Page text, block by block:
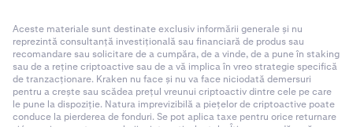
Aceste materiale sunt destinate exclusiv informării generale și nu
reprezintă consultanță investițională sau financiară de produs sau
recomandare sau solicitare de a cumpăra, de a vinde, de a pune în staking
sau de a reține criptoactive sau de a vă implica în vreo strategie specifică
de tranzacționare. Kraken nu face și nu va face niciodată demersuri
pentru a crește sau scădea prețul vreunui criptoactiv dintre cele pe care
le pune la dispoziție. Natura imprevizibilă a piețelor de criptoactive poate
conduce la pierderea de fonduri. Se pot aplica taxe pentru orice returnare